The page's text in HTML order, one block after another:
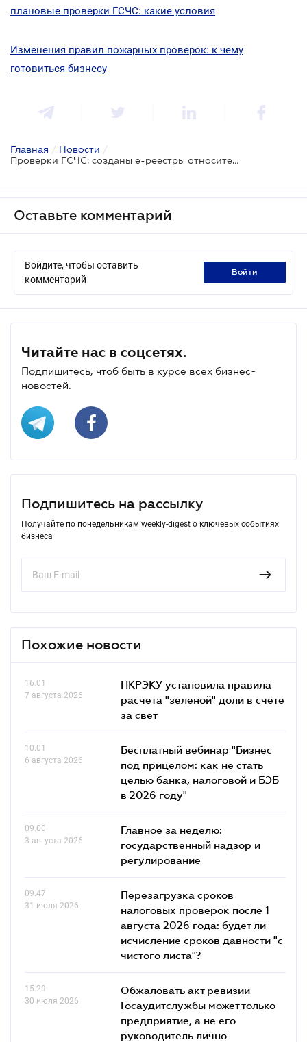
плановые проверки ГСЧС: какие условия
Изменения правил пожарных проверок: к чему
готовиться бизнесу
Главная / Новости /
Проверки ГСЧС: созданы е-реестры относительно аудита пожарной и техногенной безопасности
Оставьте комментарий
Войдите, чтобы оставить
комментарий
войти
Читайте нас в соцсетях.
Подпишитесь, чтоб быть в курсе всех бизнес-
новостей.
Подпишитесь на рассылку
Получайте по понедельникам weekly-digest о ключевых событиях
бизнеса
Похожие новости
16.01
7 августа 2026
НКРЭКУ установила правила
расчета "зеленой" доли в счете
за свет
10.01
6 августа 2026
Бесплатный вебинар "Бизнес
под прицелом: как не стать
целью банка, налоговой и БЭБ
в 2026 году"
09.00
3 августа 2026
Главное за неделю:
государственный надзор и
регулирование
09.47
31 июля 2026
Перезагрузка сроков
налоговых проверок после 1
августа 2026 года: будет ли
исчисление сроков давности "с
чистого листа"?
15.29
30 июля 2026
Обжаловать акт ревизии
Госаудитслужбы может только
предприятие, а не его
руководитель лично